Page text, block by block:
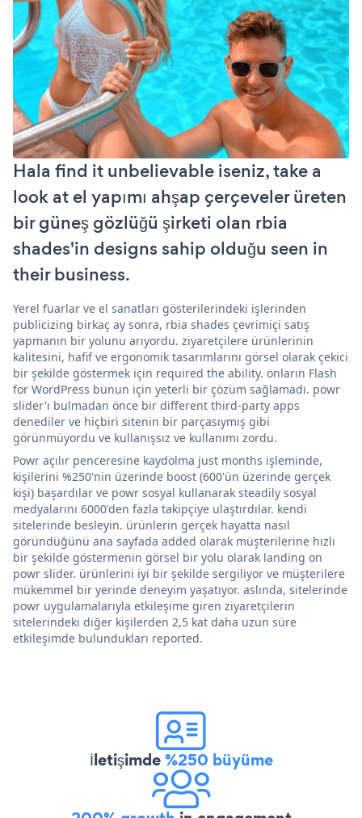
Hala find it unbelievable iseniz, take a
look at el yapımı ahşap çerçeveler üreten
bir güneş gözlüğü şirketi olan rbia
shades'in designs sahip olduğu seen in
their business.
Yerel fuarlar ve el sanatları gösterilerindeki işlerinden
publicizing birkaç ay sonra, rbia shades çevrimiçi satış
yapmanın bir yolunu arıyordu. ziyaretçilere ürünlerinin
kalitesini, hafif ve ergonomik tasarımlarını görsel olarak çekici
bir şekilde göstermek için required the ability. onların Flash
for WordPress bunun için yeterli bir çözüm sağlamadı. powr
slider'ı bulmadan önce bir different third-party apps
denediler ve hiçbiri sitenin bir parçasıymış gibi
görünmüyordu ve kullanışsız ve kullanımı zordu.
Powr açılır penceresine kaydolma just months işleminde,
kişilerini %250'nin üzerinde boost (600'ün üzerinde gerçek
kişi) başardılar ve powr sosyal kullanarak steadily sosyal
medyalarını 6000'den fazla takipçiye ulaştırdılar. kendi
sitelerinde besleyin. ürünlerin gerçek hayatta nasıl
göründüğünü ana sayfada added olarak müşterilerine hızlı
bir şekilde göstermenin görsel bir yolu olarak landing on
powr slider. ürünlerini iyi bir şekilde sergiliyor ve müşterilere
mükemmel bir yerinde deneyim yaşatıyor. aslında, sitelerinde
powr uygulamalarıyla etkileşime giren ziyaretçilerin
sitelerindeki diğer kişilerden 2,5 kat daha uzun süre
etkileşimde bulundukları reported.
İletişimde%250 büyüme